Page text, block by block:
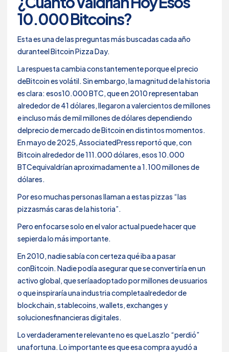
10.000 Bitcoins?
Esta es una de las preguntas más buscadas cada año
duranteel Bitcoin Pizza Day.
La respuesta cambia constantemente porque el precio
deBitcoin es volátil. Sin embargo, la magnitud de la historia
es clara: esos10.000 BTC, que en 2010 representaban
alrededor de 41 dólares, llegaron a valercientos de millones
e incluso más de mil millones de dólares dependiendo
delprecio de mercado de Bitcoin en distintos momentos.
En mayo de 2025, AssociatedPress reportó que, con
Bitcoin alrededor de 111.000 dólares, esos 10.000
BTCequivaldrían aproximadamente a 1.100 millones de
dólares.
Por eso muchas personas llaman a estas pizzas “las
pizzasmás caras de la historia”.
Pero enfocarse solo en el valor actual puede hacer que
sepierda lo más importante.
En 2010, nadie sabía con certeza qué iba a pasar
conBitcoin. Nadie podía asegurar que se convertiría en un
activo global, que seríaadoptado por millones de usuarios
o que inspiraría una industria completaalrededor de
blockchain, stablecoins, wallets, exchanges y
solucionesfinancieras digitales.
Lo verdaderamente relevante no es que Laszlo “perdió”
unafortuna. Lo importante es que esa compra ayudó a